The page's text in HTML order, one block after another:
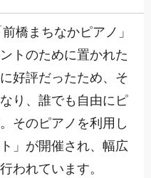
橋まちなかピアノ」
トのために置かれた
好評だったため、そ
り、誰でも自由にピ
そのピアノを利用し
」が開催され、幅広
われています。